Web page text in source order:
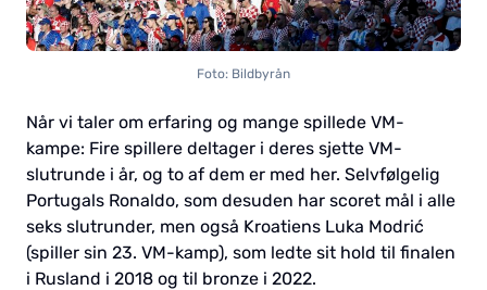
Foto: Bildbyrån
Når vi taler om erfaring og mange spillede VM-
kampe: Fire spillere deltager i deres sjette VM-
slutrunde i år, og to af dem er med her. Selvfølgelig
Portugals Ronaldo, som desuden har scoret mål i alle
seks slutrunder, men også Kroatiens Luka Modrić
(spiller sin 23. VM-kamp), som ledte sit hold til finalen
i Rusland i 2018 og til bronze i 2022.